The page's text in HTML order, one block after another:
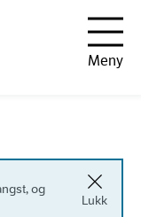
Meny
og
Lukk